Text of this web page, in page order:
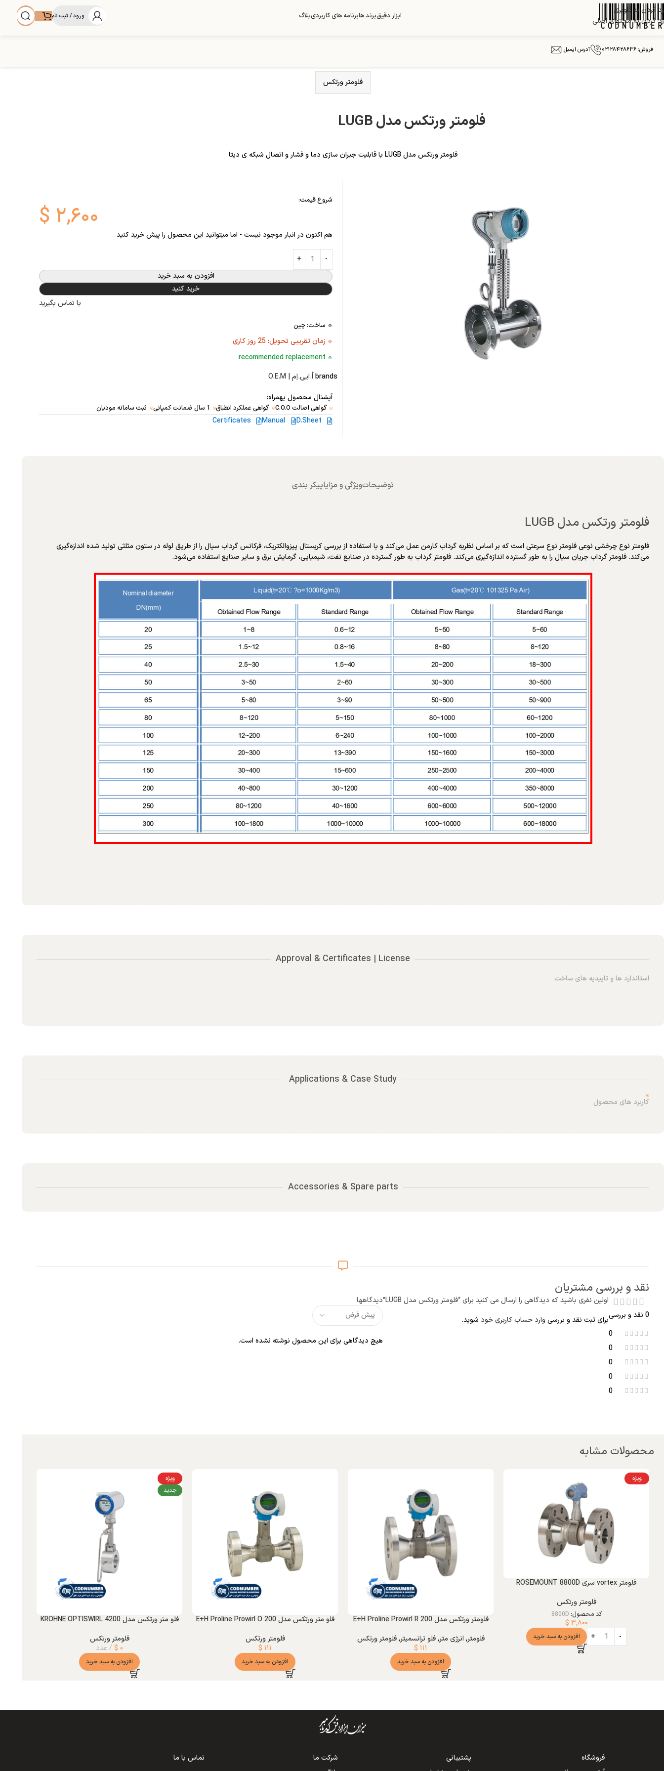
رد کردن به ناوبری
رد کردن به محتوای اصلی
ابزار دقیقبرند هابرنامه های کاربردیبلاگ ورود / ثبت نام
فروش: ۰۲۱۲۸۴۲۸۶۳۶ آدرس ایمیل
فلومتر ورتکس
فلومتر ورتکس مدل LUGB
فلومتر ورتکس مدل LUGB با قابلیت جبران سازی دما و فشار و اتصال شبکه ی دیتا
شروع قیمت:
$ ۲,۶۰۰
هم اکنون در انبار موجود نیست - اما میتوانید این محصول را پیش خرید کنید
افزودن به سبد خرید
خرید کنید
با تماس بگیرید
ساخت: چین
زمان تقریبی تحویل: 25 روز کاری
recommended replacement
brandsاُ.ایی.اِم | O.E.M
آپشنال محصول بهمراه:
گواهی اصالت C.O.O گواهی عملکرد انطباق 1 سال ضمانت کمپانی ثبت سامانه مودیان
D.Sheet
Manual
Certificates
توضیحاتویژگی و مزایاپیکر بندی
فلومتر ورتکس مدل LUGB
فلومتر نوع چرخشی نوعی فلومتر نوع سرعتی است که بر اساس نظریه گرداب کارمن عمل می‌کند و با استفاده از بررسی کریستال پیزوالکتریک، فرکانس گرداب سیال را از طریق لوله در ستون مثلثی تولید شده اندازه‌گیری
می‌کند. فلومتر گرداب جریان سیال را به طور گسترده اندازه‌گیری می‌کند. فلومتر گرداب به طور گسترده در صنایع نفت، شیمیایی، گرمایش برق و سایر صنایع استفاده می‌شود.
Approval & Certificates | License
استاندارد ها و تاییدیه های ساخت
Applications & Case Study
کاربرد های محصول
Accessories & Spare parts
نقد و بررسی مشتریان
0 نقد و بررسی
0
0
0
0
0
دیدگاهها
هیچ دیدگاهی برای این محصول نوشته نشده است.
اولین نفری باشید که دیدگاهی را ارسال می کنید برای “فلومتر ورتکس مدل LUGB”
برای ثبت نقد و بررسیوارد حساب کاربری خود شوید.
محصولات مشابه
ویژه
فلومتر vortex سری ROSEMOUNT 8800D
فلومتر ورتکس
کد محصول: 8800D
$ ۳,۸۰۰
افزودن به سبد خرید
فلومتر ورتکس مدل E+H Proline Prowirl R 200
فلومتر, انرژی متر,فلو ترانسمیتر,فلومتر ورتکس
$ ۱۱۱
افزودن به سبد خرید
فلو متر ورتکس مدل E+H Proline Prowirl O 200
فلومتر ورتکس
$ ۱۱۱
افزودن به سبد خرید
ویژه
جدید
فلو متر ورتکس مدل KROHNE OPTISWIRL 4200
فلومتر ورتکس
$ ۰ عدد
افزودن به سبد خرید
فروشگاه
پشتیبانی
شرکت ما
تماس با ما